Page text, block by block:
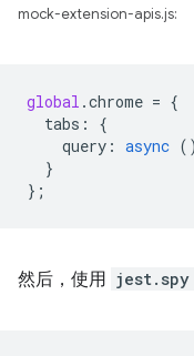
mock-extension-apis.js:
global .chrome = {
tabs :
{
query : async ()
}
};
然后，使用 jest.spy